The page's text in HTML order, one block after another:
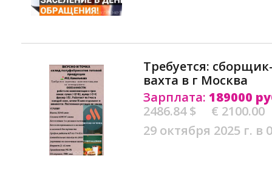
Требуется:
вахта в г Москва
Зарплата: 189000
2486.84 $
€ 2100.00
29 октября 2025 г. в